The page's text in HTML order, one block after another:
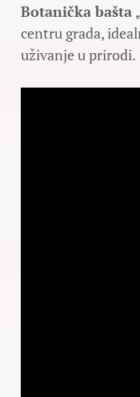
Botanička bašta
centru grada,
uživanje u prirodi.